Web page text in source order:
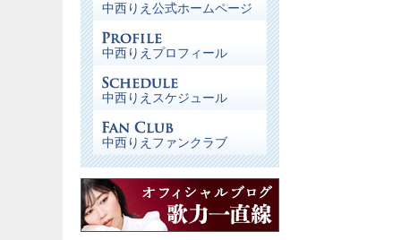
中西りえ公式ホームページ
中西りえプロフィール
中西りえスケジュール
中西りえファンクラブ